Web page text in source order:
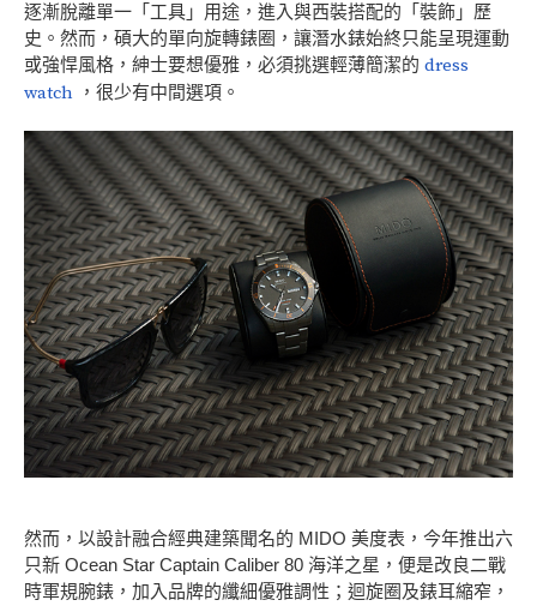
逐漸脫離單一「工具」用途，進入與西裝搭配的「裝飾」歷
史。然而，碩大的單向旋轉錶圈，讓潛水錶始終只能呈現運動
或強悍風格，紳士要想優雅，必須挑選輕薄簡潔的 dress
watch ，很少有中間選項。
然而，以設計融合經典建築聞名的 MIDO 美度表，今年推出六
只新 Ocean Star Captain Caliber 80 海洋之星，便是改良二戰
時軍規腕錶，加入品牌的纖細優雅調性；迴旋圈及錶耳縮窄，